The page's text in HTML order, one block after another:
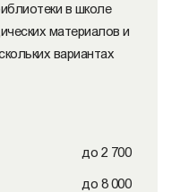
в школе
материалов и
вариантах
до 2 700
до 8 000